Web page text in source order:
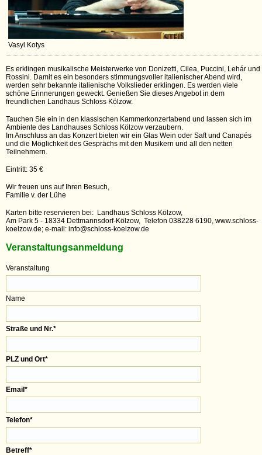
Vasyl Kotys
Es erklingen musikalische Meisterwerke von Donizetti, Cilea, Puccini, Lehár und
Rossini. Damit es ein besonders stimmungsvoller italienischer Abend wird,
werden sehr bekannte italienische Volkslieder erklingen. Es werden viele
schöne Erinnerungen geweckt. Genießen Sie dieses Angebot in dem
freundlichen Landhaus Schloss Kölzow.
Tauchen Sie ein in den klassischen Kammerkonzertabend und lassen sich im
Ambiente des Landhauses Schloss Kölzow verzaubern.
Im Anschluss an das Konzert bieten wir ein Glas Wein oder Saft und Canapés
und die Möglichkeit des Gesprächs mit den Musikern und all den netten
Teilnehmern.
Eintritt: 35 €
Wir freuen uns auf Ihren Besuch,
Familie v. der Lühe
Karten bitte reservieren bei: Landhaus Schloss Kölzow,
Am Park 5 - 18334 Dettmannsdorf-Kölzow, Telefon 038228 6190, www.schloss-
koelzow.de; e-mail: info@schloss-koelzow.de
Veranstaltungsanmeldung
Veranstaltung
Name
Straße und Nr.*
PLZ und Ort*
Email*
Telefon*
Betreff*